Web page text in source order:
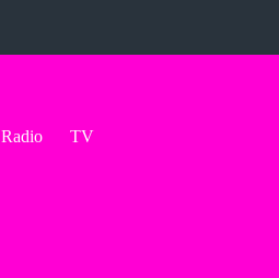
Radio TV